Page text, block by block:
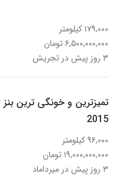
۱۷۹,۰۰۰ کیلومتر
۶,۵۰۰,۰۰۰,۰۰۰ تومان
۳ روز پیش در تجریش
2015
۹۶,۰۰۰ کیلومتر
۱۹,۰۰۰,۰۰۰,۰۰۰ تومان
۳ روز پیش در میرداماد